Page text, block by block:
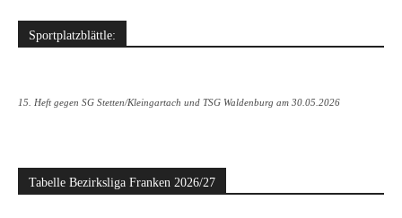
Sportplatzblättle:
15. Heft gegen SG Stetten/Kleingartach und TSG Waldenburg am 30.05.2026
Tabelle Bezirksliga Franken 2026/27